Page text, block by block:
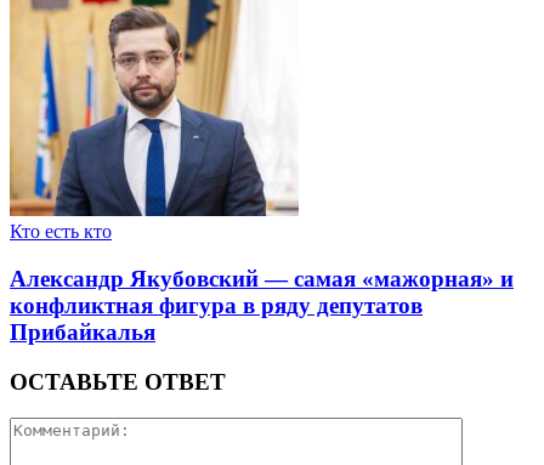
Кто есть кто
Александр Якубовский — самая «мажорная» и
конфликтная фигура в ряду депутатов
Прибайкалья
ОСТАВЬТЕ ОТВЕТ